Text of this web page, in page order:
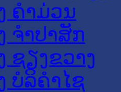
ຄໍາມ່ວນ
ຈໍາປາສັກ
ຊຽງຂວາງ
ບໍລິຄໍາໄຊ